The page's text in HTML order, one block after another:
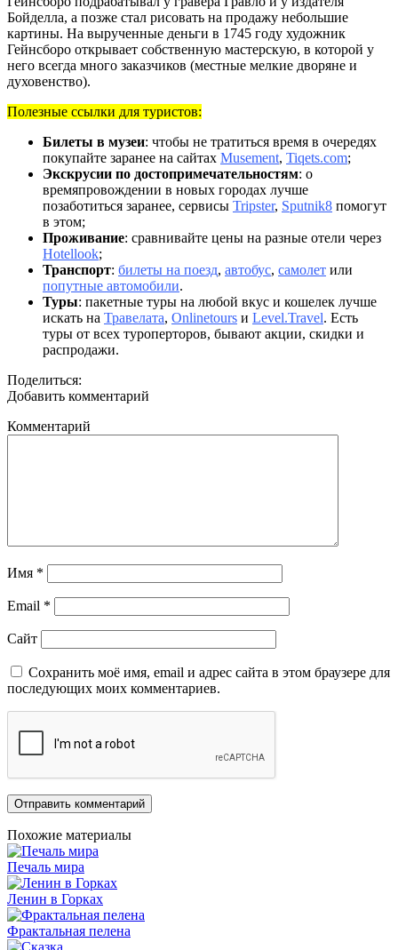
Бойделла, а позже стал рисовать на продажу небольшие
картины. На вырученные деньги в 1745 году художник
Гейнсборо открывает собственную мастерскую, в которой у
него всегда много заказчиков (местные мелкие дворяне и
духовенство).
Полезные ссылки для туристов:
Билеты в музеи: чтобы не тратиться время в очередях
покупайте заранее на сайтах Musement, Tiqets.com;
Экскрусии по достопримечательностям: о
времяпровождении в новых городах лучше
позаботиться заранее, сервисы Tripster, Sputnik8 помогут
в этом;
Проживание: сравнивайте цены на разные отели через
Hotellook;
Транспорт: билеты на поезд, автобус, самолет или
попутные автомобили.
Туры: пакетные туры на любой вкус и кошелек лучше
искать на Травелата, Onlinetours и Level.Travel. Есть
туры от всех туроперторов, бывают акции, скидки и
распродажи.
Поделиться:
Добавить комментарий
Комментарий
Имя *
Email *
Сайт
Сохранить моё имя, email и адрес сайта в этом браузере для
последующих моих комментариев.
Похожие материалы
Печаль мира
Ленин в Горках
Фрактальная пелена